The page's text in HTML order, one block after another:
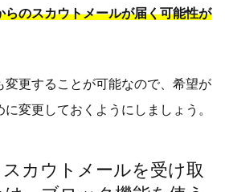
らのスカウトメールが届く可能性が
変更することが可能なので、希望が
変更しておくようにしましょう。
カウトメールを受け取